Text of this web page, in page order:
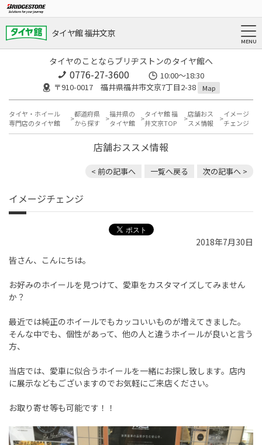
タイヤ館 福井文京
タイヤのことならブリヂストンのタイヤ館へ
0776-27-3600
10:00～18:30
〒910-0017 福井県福井市文京7丁目2-38
Map
タイヤ・ホイール
専門店のタイヤ館
都道府県
から探す
福井県の
タイヤ館
タイヤ館 福
井文京TOP
店舗おス
スメ情報
イメージ
チェンジ
店舗おススメ情報
< 前の記事へ 一覧へ戻る 次の記事へ >
イメージチェンジ
2018年7月30日
皆さん、こんにちは。
お好みのホイールを見つけて、愛車をカスタマイズしてみません
か？
最近では純正のホイールでもカッコいいものが増えてきました。
そんな中でも、個性があって、他の人と違うホイールが良いと言う
方、
当店では、愛車に似合うホイールを一緒にお探し致します。店内
に展示などもございますのでお気軽にご来店ください。
お取り寄せ等も可能です！！